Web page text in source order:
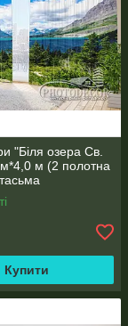
у розмірі
"Біля озера Св.
м*4,0 м (2 полотна
Купити